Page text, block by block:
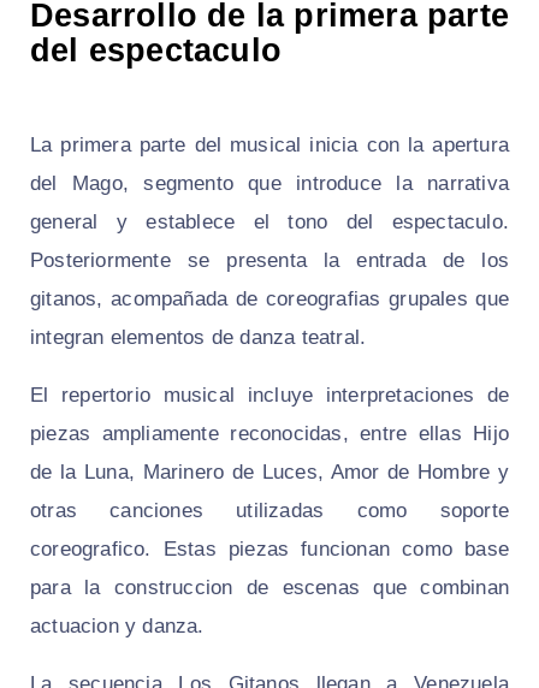
Desarrollo de la primera parte
del espectaculo
La primera parte del musical inicia con la apertura
del Mago, segmento que introduce la narrativa
general y establece el tono del espectaculo.
Posteriormente se presenta la entrada de los
gitanos, acompañada de coreografias grupales que
integran elementos de danza teatral.
El repertorio musical incluye interpretaciones de
piezas ampliamente reconocidas, entre ellas Hijo
de la Luna, Marinero de Luces, Amor de Hombre y
otras canciones utilizadas como soporte
coreografico. Estas piezas funcionan como base
para la construccion de escenas que combinan
actuacion y danza.